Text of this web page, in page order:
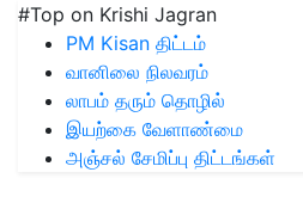
#Top on Krishi Jagran
PM Kisan திட்டம்
வானிலை நிலவரம்
லாபம் தரும் தொழில்
இயற்கை வேளாண்மை
அஞ்சல் சேமிப்பு திட்டங்கள்